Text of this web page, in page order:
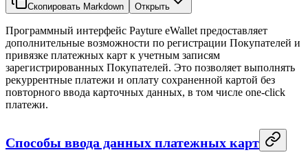
Скопировать Markdown Открыть
Программный интерфейс Payture eWallet предоставляет
дополнительные возможности по регистрации Покупателей и
привязке платежных карт к учетным записям
зарегистрированных Покупателей. Это позволяет выполнять
рекуррентные платежи и оплату сохраненной картой без
повторного ввода карточных данных, в том числе one-click
платежи.
Способы ввода данных платежных карт